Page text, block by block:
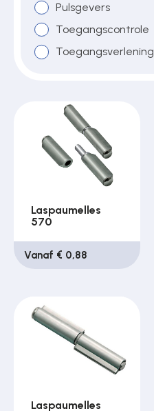
Pulsgevers
Toegangscontrole
Toegangsverlening
Laspaumelles
570
Vanaf € 0,88
Laspaumelles